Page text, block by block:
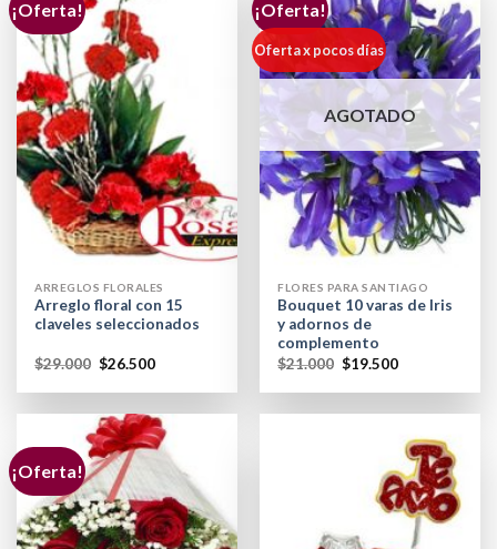
¡Oferta!
ARREGLOS FLORALES
Arreglo floral con 15
claveles seleccionados
$29.000 $26.500
¡Oferta!
Oferta x pocos días
AGOTADO
FLORES PARA SANTIAGO
Bouquet 10 varas de Iris
y adornos de
complemento
$21.000 $19.500
¡Oferta!